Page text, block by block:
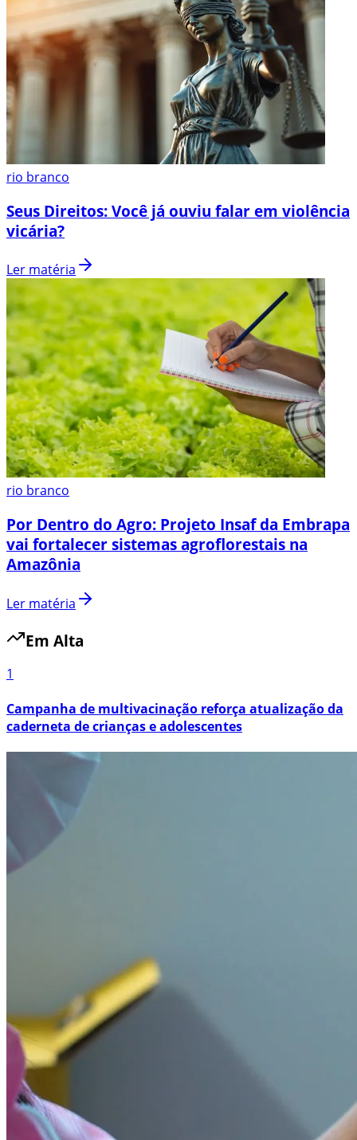
rio branco
Seus Direitos: Você já ouviu falar em violência
vicária?
Ler matéria
rio branco
Por Dentro do Agro: Projeto Insaf da Embrapa
vai fortalecer sistemas agroflorestais na
Amazônia
Ler matéria
Em Alta
1
Campanha de multivacinação reforça atualização da
caderneta de crianças e adolescentes